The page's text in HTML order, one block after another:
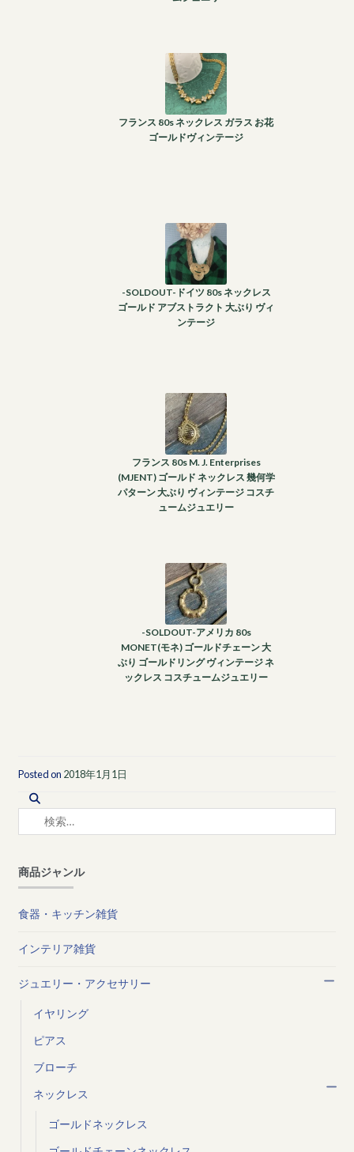
フランス 80s ネックレス ガラス お花
ゴールドヴィンテージ
-SOLDOUT-ドイツ 80s ネックレス
ゴールド アブストラクト 大ぶり ヴィ
ンテージ
フランス 80s M. J. Enterprises
(MJENT) ゴールド ネックレス 幾何学
パターン 大ぶり ヴィンテージ コスチ
ュームジュエリー
-SOLDOUT-アメリカ 80s
MONET(モネ) ゴールドチェーン 大
ぶり ゴールドリング ヴィンテージ ネ
ックレス コスチュームジュエリー
Posted on 2018年1月1日
索:
商品ジャンル
食器・キッチン雑貨
インテリア雑貨
ジュエリー・アクセサリー
イヤリング
ピアス
ブローチ
ネックレス
ゴールドネックレス